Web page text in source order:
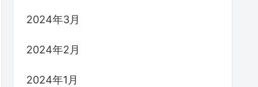
2024年3月
2024年2月
2024年1月